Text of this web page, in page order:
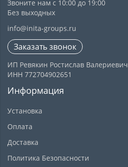
Звоните нам с 10:00 до 19:00
Без выходных
info@inita-groups.ru
Заказать звонок
ИП Ревякин Ростислав Валериевич
ИНН 772704902651
Информация
Установка
Оплата
Доставка
Политика Безопасности